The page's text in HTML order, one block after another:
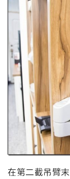
在第二截吊臂